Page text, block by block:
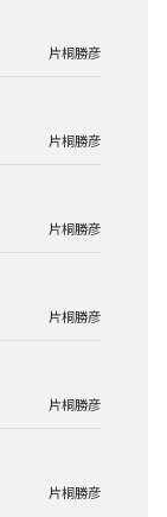
片桐勝彦
片桐勝彦
片桐勝彦
片桐勝彦
片桐勝彦
片桐勝彦